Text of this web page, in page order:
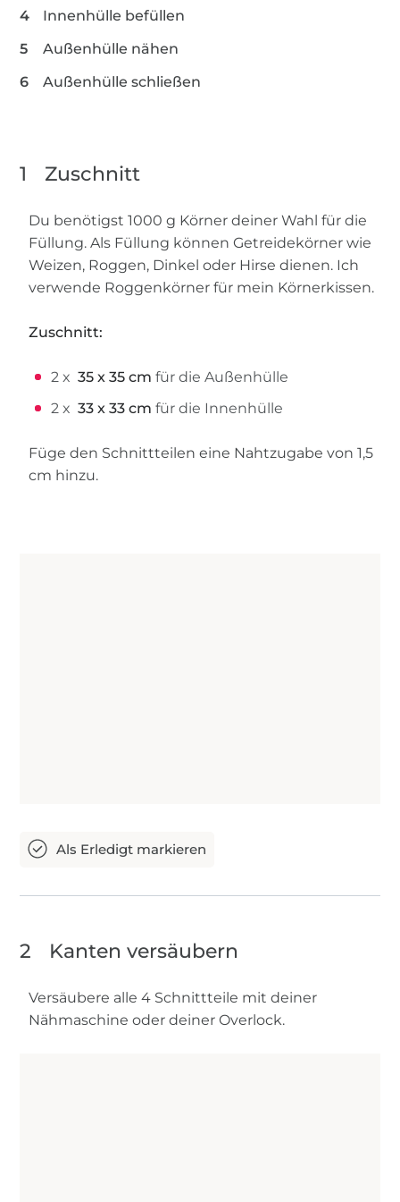
Ich habe mich für Popeline entschieden, da der
Stoff schön weich im Griff ist.
Innenhülle befüllen
Außenhülle nähen
Außenhülle schließen
1 Zuschnitt
Du benötigst 1000 g Körner deiner Wahl für die
Füllung. Als Füllung können Getreidekörner wie
Weizen, Roggen, Dinkel oder Hirse dienen. Ich
verwende Roggenkörner für mein Körnerkissen.
Zuschnitt:
2 x 35 x 35 cmfür die Außenhülle
2 x 33 x 33 cmfür die Innenhülle
Füge den Schnittteilen eine Nahtzugabe von 1,5
cm hinzu.
2 Kanten versäubern
Versäubere alle 4 Schnittteile mit deiner
Nähmaschine oder deiner Overlock.